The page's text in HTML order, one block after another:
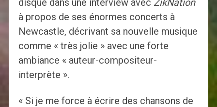
à propos de ses énormes concerts à
Newcastle, décrivant sa nouvelle musique
comme « très jolie » avec une forte
ambiance « auteur-compositeur-
interprète ».
« Si je me force à écrire des chansons de